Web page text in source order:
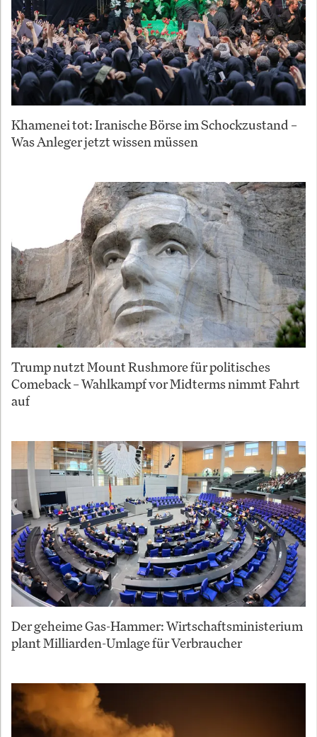
Khamenei tot: Iranische Börse im Schockzustand –
Was Anleger jetzt wissen müssen
Trump nutzt Mount Rushmore für politisches
Comeback – Wahlkampf vor Midterms nimmt Fahrt
auf
Der geheime Gas-Hammer: Wirtschaftsministerium
plant Milliarden-Umlage für Verbraucher